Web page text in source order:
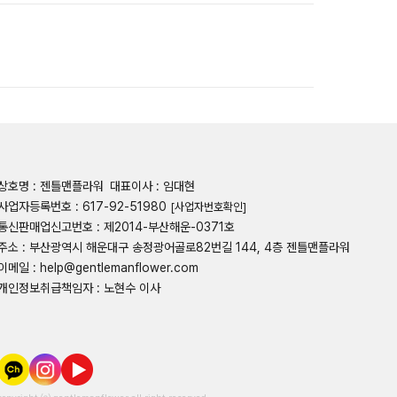
호명 : 젠틀맨플라워
대표이사 : 임대현
업자등록번호 : 617-92-51980 [사업자번호확인]
신판매업신고번호 : 제2014-부산해운-0371호
소 : 부산광역시 해운대구 송정광어골로82번길 144, 4층 젠틀맨플라워
메일 : help@gentlemanflower.com
인정보취급책임자 : 노현수 이사